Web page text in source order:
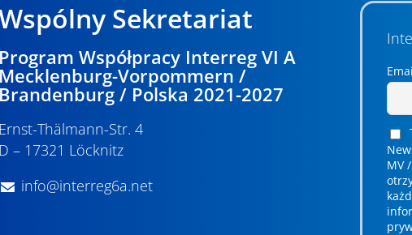
Sekretariat
Program Współpracy Interreg VI A
Mecklenburg-Vorpommern /
Brandenburg / Polska 2021-2027
Ernst-Thälmann-Str. 4
D – 17321 Löcknitz
info@interreg6a.net
MV